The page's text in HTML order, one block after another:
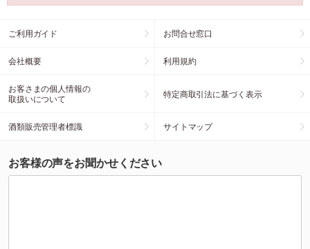
ご利用ガイド お問合せ窓口
会社概要 利用規約
お客さまの個人情報の
取扱いについて
特定商取引法に基づく表示
酒類販売管理者標識 サイトマップ
お客様の声をお聞かせください